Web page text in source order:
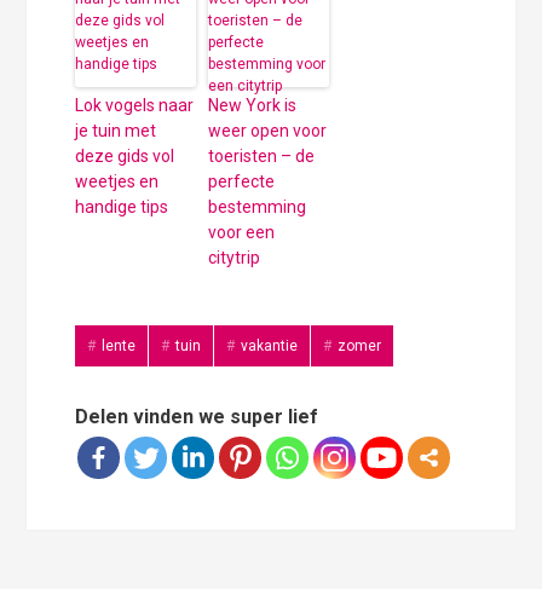
Lok vogels naar
je tuin met
deze gids vol
weetjes en
handige tips
New York is
weer open voor
toeristen – de
perfecte
bestemming
voor een
citytrip
lente tuin vakantie zomer
Delen vinden we super lief